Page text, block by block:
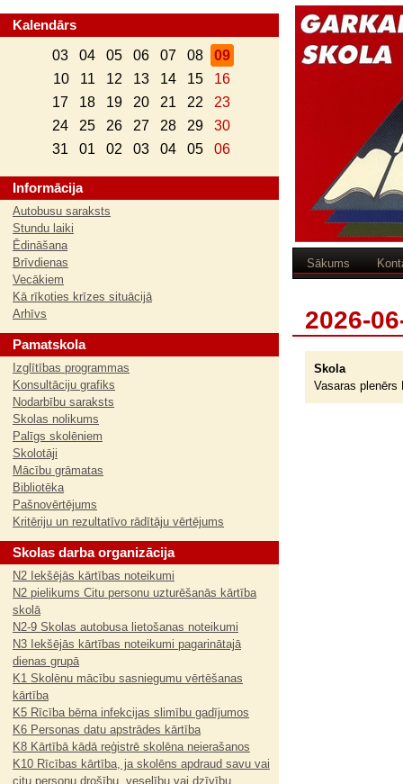
Sākums
2026-
Skola
Vasaras plenērs
Kalendārs
03
04 05 06 07 08
09
10
11 12 13 14 15
16
17
18 19 20 21 22
23
24
25 26 27 28 29
30
31
01 02 03 04 05 06
Informācija
Autobusu saraksts
Stundu laiki
Ēdināšana
Brīvdienas
Vecākiem
Kā rīkoties krīzes situācijā
Arhīvs
Pamatskola
Izglītības programmas
Konsultāciju grafiks
Nodarbību saraksts
Skolas nolikums
Palīgs skolēniem
Skolotāji
Mācību grāmatas
Bibliotēka
Pašnovērtējums
Kritēriju un rezultatīvo rādītāju vērtējums
Skolas darba organizācija
N2 Iekšējās kārtības noteikumi
N2 pielikums Citu personu uzturēšanās kārtība
skolā
N2-9 Skolas autobusa lietošanas noteikumi
N3 Iekšējās kārtības noteikumi pagarinātajā
dienas grupā
K1 Skolēnu mācību sasniegumu vērtēšanas
kārtība
K5 Rīcība bērna infekcijas slimību gadījumos
K6 Personas datu apstrādes kārtība
K8 Kārtībā kādā reģistrē skolēna neierašanos
K10 Rīcības kārtība, ja skolēns apdraud savu vai
citu personu drošību, veselību vai dzīvību